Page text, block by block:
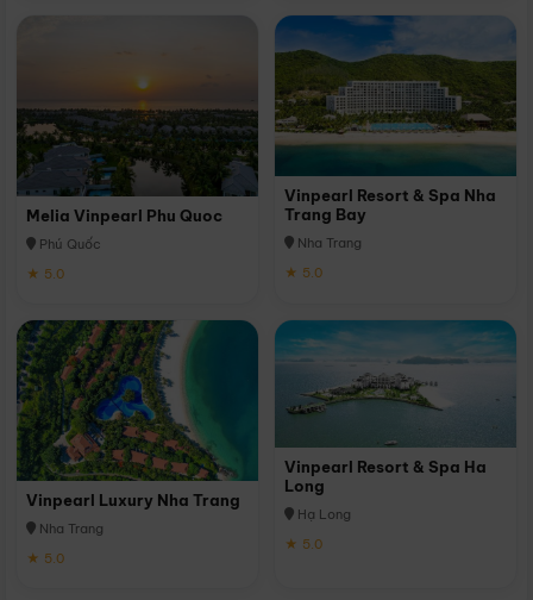
Melia Vinpearl Phu Quoc
Phú Quốc
★ 5.0
Vinpearl Resort & Spa Nha
Trang Bay
Nha Trang
★ 5.0
Vinpearl Luxury Nha Trang
Nha Trang
★ 5.0
Vinpearl Resort & Spa Ha
Long
Hạ Long
★ 5.0